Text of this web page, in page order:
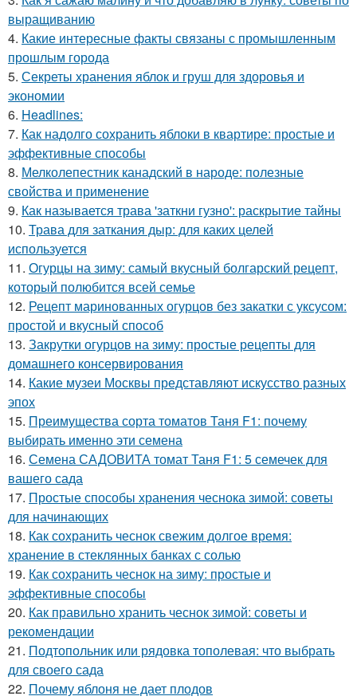
выращиванию
4. Какие интересные факты связаны с промышленным
прошлым города
5. Секреты хранения яблок и груш для здоровья и
экономии
6. Headlines:
7. Как надолго сохранить яблоки в квартире: простые и
эффективные способы
8. Мелколепестник канадский в народе: полезные
свойства и применение
9. Как называется трава 'заткни гузно': раскрытие тайны
10. Трава для заткания дыр: для каких целей
используется
11. Огурцы на зиму: самый вкусный болгарский рецепт,
который полюбится всей семье
12. Рецепт маринованных огурцов без закатки с уксусом:
простой и вкусный способ
13. Закрутки огурцов на зиму: простые рецепты для
домашнего консервирования
14. Какие музеи Москвы представляют искусство разных
эпох
15. Преимущества сорта томатов Таня F1: почему
выбирать именно эти семена
16. Семена САДОВИТА томат Таня F1: 5 семечек для
вашего сада
17. Простые способы хранения чеснока зимой: советы
для начинающих
18. Как сохранить чеснок свежим долгое время:
хранение в стеклянных банках с солью
19. Как сохранить чеснок на зиму: простые и
эффективные способы
20. Как правильно хранить чеснок зимой: советы и
рекомендации
21. Подтопольник или рядовка тополевая: что выбрать
для своего сада
22. Почему яблоня не дает плодов